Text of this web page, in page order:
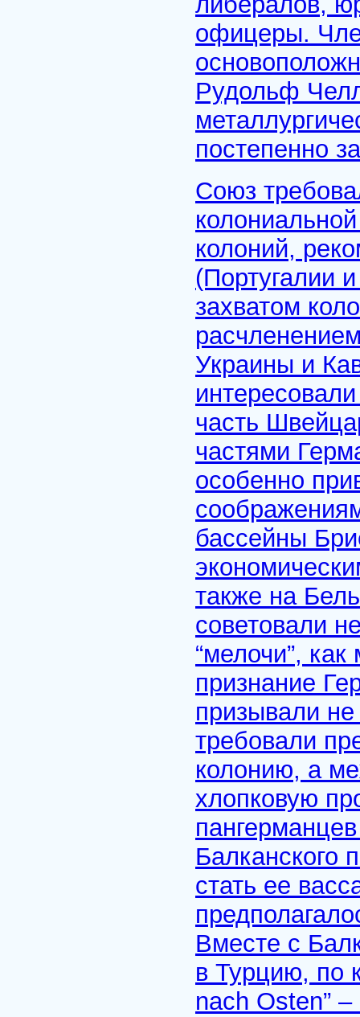
офицеры.
Рудольф
постепенно
Союз
колоний,
(Португалии
захватом
Украины и
часть
частями
особенно
бассейны
также на
советовали
“мелочи”,
признание
призывали
требовали
колонию, а
хлопковую
Балканского
стать ее
Вместе с
в Турцию, по
nach Osten” –